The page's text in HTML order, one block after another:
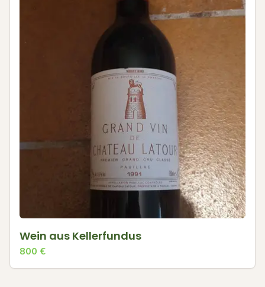
Wein aus Kellerfundus
800 €